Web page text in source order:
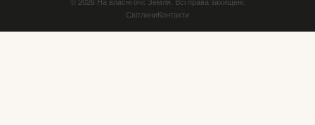
СвітлиниКонтакти